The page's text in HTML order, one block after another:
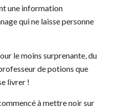
une information
qui ne laisse personne
le moins surprenante, du
de potions que
livrer !
à mettre noir sur